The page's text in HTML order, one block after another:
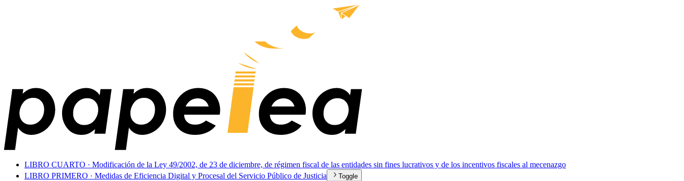
LIBRO CUARTO · Modificación de la Ley 49/2002, de 23 de diciembre, de régimen fiscal de las entidades sin fines lucrativos y de los incentivos fiscales al mecenazgo
LIBRO PRIMERO · Medidas de Eficiencia Digital y Procesal del Servicio Público de Justicia
Toggle